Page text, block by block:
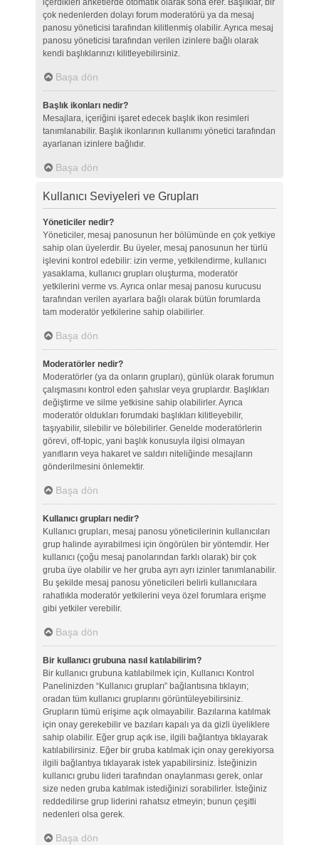
içerdikleri anketlerde otomatik olarak sona erer. Başlıklar, bir
çok nedenlerden dolayı forum moderatörü ya da mesaj
panosu yöneticisi tarafından kilitlenmiş olabilir. Ayrıca mesaj
panosu yöneticisi tarafından verilen izinlere bağlı olarak
kendi başlıklarınızı kilitleyebilirsiniz.
Başa dön
Başlık ikonları nedir?
Mesajlara, içeriğini işaret edecek başlık ikon resimleri
tanımlanabilir. Başlık ikonlarının kullanımı yönetici tarafından
ayarlanan izinlere bağlıdır.
Başa dön
Kullanıcı Seviyeleri ve Grupları
Yöneticiler nedir?
Yöneticiler, mesaj panosunun her bölümünde en çok yetkiye
sahip olan üyelerdir. Bu üyeler, mesaj panosunun her türlü
işlevini kontrol edebilir: izin verme, yetkilendirme, kullanıcı
yasaklama, kullanıcı grupları oluşturma, moderatör
yetkilerini verme vs. Ayrıca onlar mesaj panosu kurucusu
tarafından verilen ayarlara bağlı olarak bütün forumlarda
tam moderatör yetkilerine sahip olabilirler.
Başa dön
Moderatörler nedir?
Moderatörler (ya da onların grupları), günlük olarak forumun
çalışmasını kontrol eden şahıslar veya gruplardır. Başlıkları
değiştirme ve silme yetkisine sahip olabilirler. Ayrıca
moderatör oldukları forumdaki başlıkları kilitleyebilir,
taşıyabilir, silebilir ve bölebilirler. Genelde moderatörlerin
görevi, off-topic, yani başlık konusuyla ilgisi olmayan
yanıtların veya hakaret ve saldırı niteliğinde mesajların
gönderilmesini önlemektir.
Başa dön
Kullanıcı grupları nedir?
Kullanıcı grupları, mesaj panosu yöneticilerinin kullanıcıları
grup halinde ayırabilmesi için öngörülen bir yöntemdir. Her
kullanıcı (çoğu mesaj panolarından farklı olarak) bir çok
gruba üye olabilir ve her gruba ayrı ayrı izinler tanımlanabilir.
Bu şekilde mesaj panosu yöneticileri belirli kullanıcılara
rahatlıkla moderatör yetkilerini veya özel forumlara erişme
gibi yetkiler verebilir.
Başa dön
Bir kullanıcı grubuna nasıl katılabilirim?
Bir kullanıcı grubuna katılabilmek için, Kullanıcı Kontrol
Panelinizden “Kullanıcı grupları” bağlantısına tıklayın;
oradan tüm kullanıcı gruplarını görüntüleyebilirsiniz.
Grupların tümü erişime açık olmayabilir. Bazılarına katılmak
için onay gerekebilir ve bazıları kapalı ya da gizli üyeliklere
sahip olabilir. Eğer grup açık ise, ilgili bağlantıya tıklayarak
katılabilirsiniz. Eğer bir gruba katılmak için onay gerekiyorsa
ilgili bağlantıya tıklayarak istek yapabilirsiniz. İsteğinizin
kullanıcı grubu lideri tarafından onaylanması gerek, onlar
size neden gruba katılmak istediğinizi sorabilirler. İsteğiniz
reddedilirse grup liderini rahatsız etmeyin; bunun çeşitli
nedenleri olsa gerek.
Başa dön